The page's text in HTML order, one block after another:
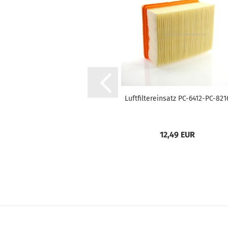
Luftfiltereinsatz PC-6412-PC-
12,49 EUR